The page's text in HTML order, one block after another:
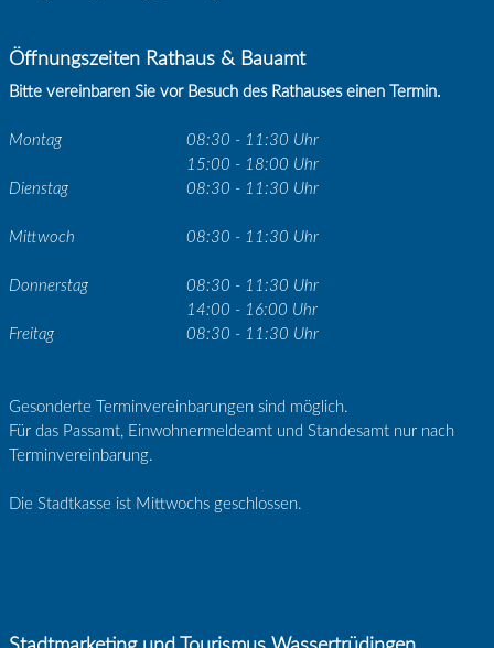
Öffnungszeiten Rathaus & Bauamt
Bitte vereinbaren Sie vor Besuch des Rathauses einen Termin.
Montag
08:30 - 11:30 Uhr
15:00 - 18:00 Uhr
Dienstag
08:30 - 11:30 Uhr
Mittwoch 08:30 - 11:30 Uhr
Donnerstag
08:30 - 11:30 Uhr
14:00 - 16:00 Uhr
Freitag
08:30 - 11:30 Uhr
Gesonderte Terminvereinbarungen sind möglich.
Für das Passamt, Einwohnermeldeamt und Standesamt nur nach
Terminvereinbarung.
Die Stadtkasse ist Mittwochs geschlossen.